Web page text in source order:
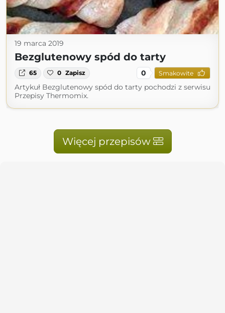
19 marca 2019
Bezglutenowy spód do tarty
65 0 Zapisz 0 Smakowite
Artykuł Bezglutenowy spód do tarty pochodzi z serwisu
Przepisy Thermomix.
Więcej przepisów